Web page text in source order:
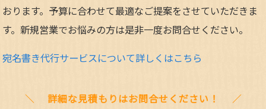
おります。予算に合わせて最適なご提案をさせていただきま
す。新規営業でお悩みの方は是非一度お問合せください。
宛名書き代行サービスについて詳しくはこちら
詳細な見積もりはお問合せください！